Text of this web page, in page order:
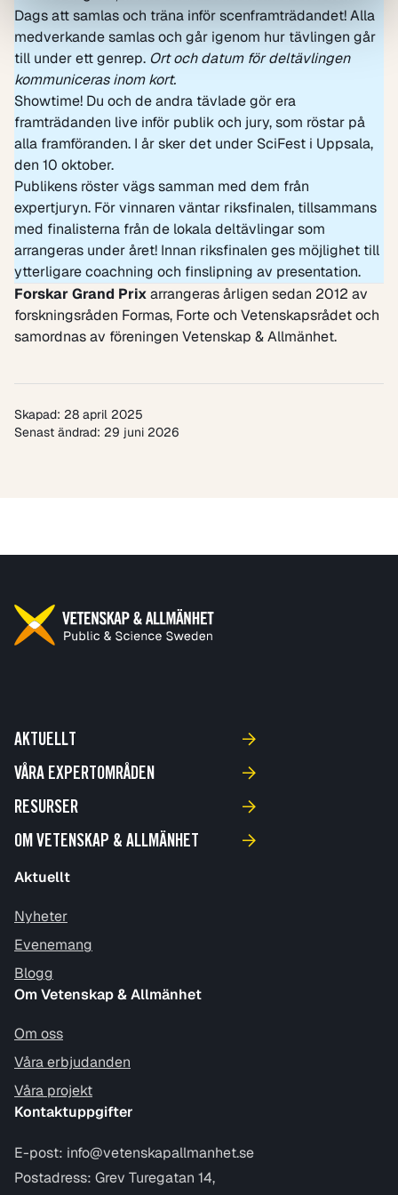
Dags att samlas och träna inför scenframträdandet! Alla
medverkande samlas och går igenom hur tävlingen går
till under ett genrep. Ort och datum för deltävlingen
kommuniceras inom kort.
Showtime! Du och de andra tävlade gör era
framträdanden live inför publik och jury, som röstar på
alla framföranden. I år sker det under SciFest i Uppsala,
den 10 oktober.
Publikens röster vägs samman med dem från
expertjuryn. För vinnaren väntar riksfinalen, tillsammans
med finalisterna från de lokala deltävlingar som
arrangeras under året! Innan riksfinalen ges möjlighet till
ytterligare coachning och finslipning av presentation.
Forskar Grand Prixarrangeras årligen sedan 2012 av
forskningsråden Formas, Forteoch Vetenskapsrådetoch
samordnas av föreningen Vetenskap & Allmänhet.
Skapad: 28 april 2025
Senast ändrad: 29 juni 2026
AKTUELLT
VÅRA EXPERTOMRÅDEN
RESURSER
OM VETENSKAP & ALLMÄNHET
Aktuellt
Nyheter
Evenemang
Blogg
Om Vetenskap & Allmänhet
Om oss
Våra erbjudanden
Våra projekt
Kontaktuppgifter
E-post: info@vetenskapallmanhet.se
Postadress: Grev Turegatan 14,